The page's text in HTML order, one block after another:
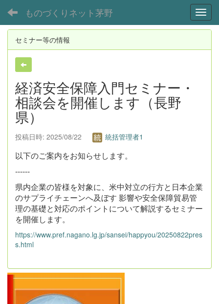
ものづくりネット茅野
セミナー等の情報
経済安全保障入門セミナー・
相談会を開催します（長野
県）
投稿日時: 2025/08/22 統括管理者1
以下のご案内をお知らせします。
------
県内企業の皆様を対象に、米中対立の行方と日本企業
のサプライチェーンへ及ぼす 影響や安全保障貿易管
理の基礎と対応のポイントについて解説するセミナー
を開催します。
https://www.pref.nagano.lg.jp/sansei/happyou/20250822pres
s.html